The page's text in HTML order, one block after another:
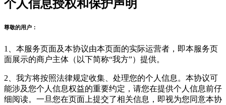
个人信息授权和保护声明
尊敬的用户：
1、本服务页面及本协议由本页面的实际运营者，即本服务页
面展示的商户主体（以下简称“我方”）提供。
2、我方将按照法律规定收集、处理您的个人信息。本协议可
能涉及您个人信息权益的重要约定，请您在提供个人信息前仔
细阅读。一旦您在页面上提交了相关信息，即视为您同意本协